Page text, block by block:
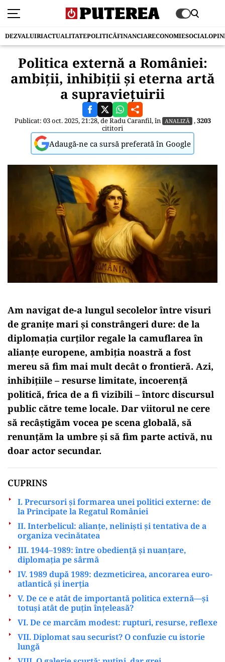
DEZVALUIRIACTUALITATEPOLITICĂFINANCIARECONOMIESOCIAL
Politica externă a României:
ambiții, inhibiții și eterna artă
a supraviețuirii
Publicat: 03 oct. 2025, 21:28, deRadu Caranfil, în ANALIZĂ ,3203
cititori
Adaugă-ne ca sursă preferată în Google
Am navigat de-a lungul secolelor între visuri
de granițe mari și constrângeri dure: de la
diplomaţia curților regale la camuflarea în
alianțe europene, ambiția noastră a fost
mereu să fim mai mult decât o frontieră. Azi,
inhibițiile – resurse limitate, incoerență
politică, frica de a fi vizibili – întorc discursul
public către teme locale. Dar viitorul ne cere
să recâștigăm vocea pe scena globală, să
renunțăm la umbre și să fim parte activă, nu
doar actor secundar.
CUPRINS
I. Precursori și formarea unei politici externe: de
la Principate la Regatul României
II. Interbelicul: alianțe, neliniști și tentativa de a
organiza vecinătatea
III. 1944–1989: între obediență și nuanțare,
diplomația pe sârmă
IV. 1989 după 1989: dezmeticirea, ancorarea euro-
atlantică și inerția
V. De ce e atât de importantă politica externă—și
totuși atât de puțin înțeleasă?
VI. De ce marcăm modest: rupturi, resurse, reflexe
VII. Diplomat sau securist? O confuzie cu istorie
lungă